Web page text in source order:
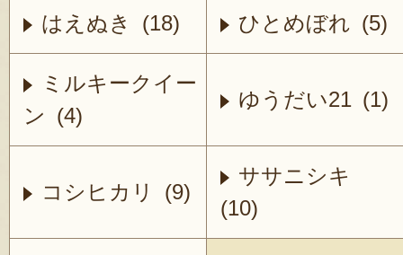
はえぬき (18) ひとめぼれ (5)
ミルキークイー
ン (4)
ゆうだい21 (1)
コシヒカリ (9)
ササニシキ
(10)